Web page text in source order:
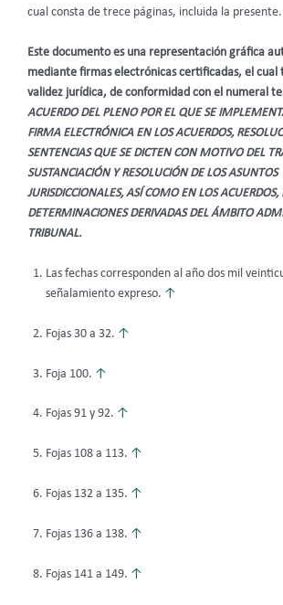
cual consta de trece páginas, incluida la presente.
Este documento es una representación gráfica
mediante firmas electrónicas certificadas, el cual
validez jurídica, de conformidad con el numeral
ACUERDO DEL PLENO POR EL QUE SE
FIRMA ELECTRÓNICA EN LOS ACUERDOS,
SENTENCIAS QUE SE DICTEN CON MOTIVO DEL
SUSTANCIACIÓN Y RESOLUCIÓN DE LOS ASUNTOS
JURISDICCIONALES, ASÍ COMO EN LOS ACUERDOS,
DETERMINACIONES DERIVADAS DEL ÁMBITO
TRIBUNAL.
Las fechas corresponden al año dos mil
señalamiento expreso. ↑
Fojas 30 a 32. ↑
Foja 100. ↑
Fojas 91 y 92. ↑
Fojas 108 a 113. ↑
Fojas 132 a 135. ↑
Fojas 136 a 138. ↑
Fojas 141 a 149. ↑